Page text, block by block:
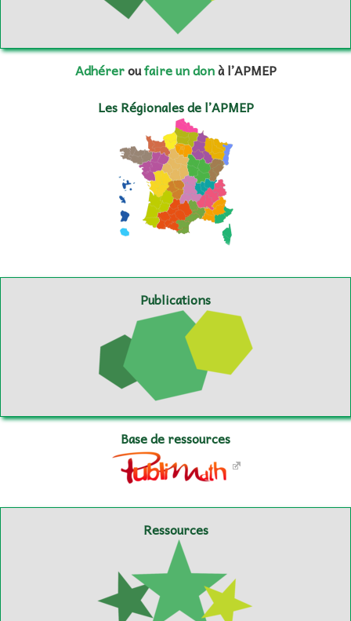
Adhéreroufaire un donà l’APMEP
Les Régionales de l’APMEP
Publications
Base de ressources
Ressources